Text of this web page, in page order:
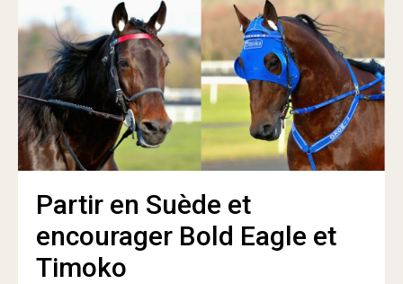
Partir en Suède et
encourager Bold Eagle et
Timoko